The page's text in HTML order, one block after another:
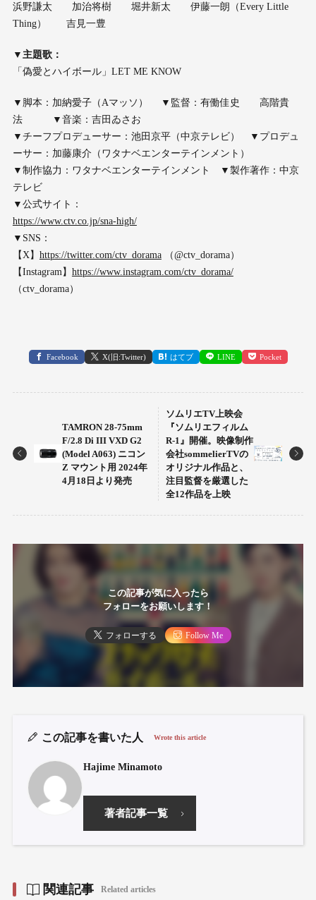
浜野謙太 加治将樹 堀井新太 伊藤一朗（Every Little
Thing） 吉見一豊
▼主題歌：
「偽愛とハイボール」LET ME KNOW
▼脚本：加納愛子（Aマッソ） ▼監督：有働佳史 高階貴
法 ▼音楽：吉田ゐさお
▼チーフプロデューサー：池田京平（中京テレビ） ▼プロデュ
ーサー：加藤康介（ワタナベエンターテインメント）
▼制作協力：ワタナベエンターテインメント ▼製作著作：中京
テレビ
▼公式サイト：
https://www.ctv.co.jp/sna-high/
▼SNS：
【X】 https://twitter.com/ctv_dorama（@ctv_dorama）
【Instagram】 https://www.instagram.com/ctv_dorama/
（ctv_dorama）
Facebook X(旧:Twitter) はてブ LINE Pocket
TAMRON 28-75mm
F/2.8 Di III VXD G2
(Model A063) ニコン
Z マウント用 2024年
4月18日より発売
ソムリエTV上映会
『ソムリエフィルム
R-1』開催。映像制作
会社sommelierTVの
オリジナル作品と、
注目監督を厳選した
全12作品を上映
この記事が気に入ったら
フォローをお願いします！
フォローする Follow Me
この記事を書いた人 Wrote this article
Hajime Minamoto
著者記事一覧
関連記事 Related articles